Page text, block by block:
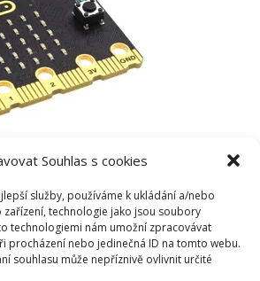
Souhlas s cookies
služby, používáme k ukládání a/nebo
technologie jako jsou soubory
technologiemi nám umožní zpracovávat
procházení nebo jedinečná ID na tomto webu.
souhlasu může nepříznivě ovlivnit určité